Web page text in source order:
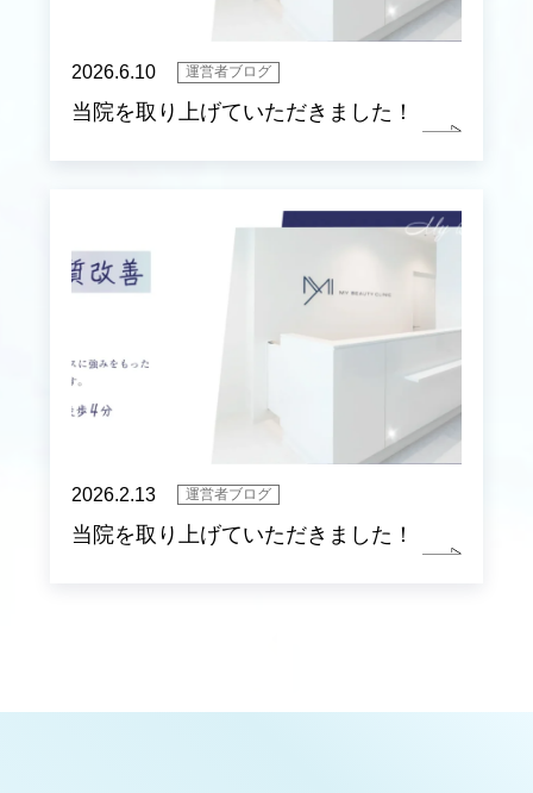
2026.6.10 運営者ブログ
当院を取り上げていただきました！
2026.2.13 運営者ブログ
当院を取り上げていただきました！